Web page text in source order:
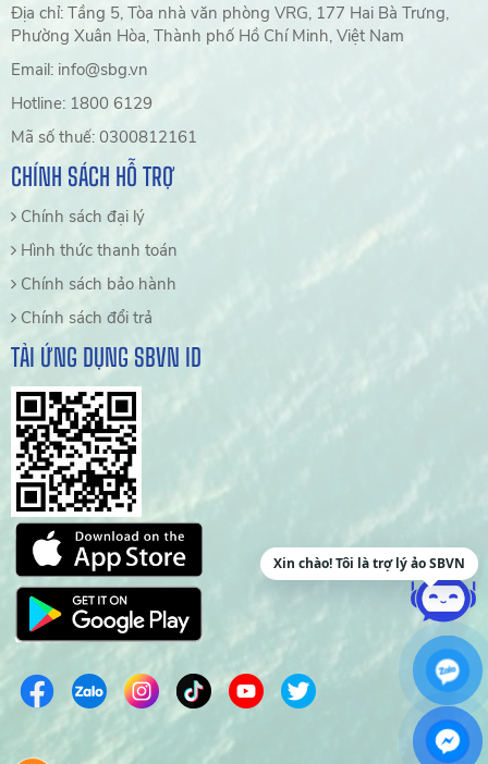
Địa chỉ: Tầng 5, Tòa nhà văn phòng VRG, 177 Hai Bà Trưng,
Phường Xuân Hòa, Thành phố Hồ Chí Minh, Việt Nam
Email: info@sbg.vn
Hotline: 1800 6129
Mã số thuế: 0300812161
CHÍNH SÁCH HỖ TRỢ
Chính sách đại lý
Hình thức thanh toán
Chính sách bảo hành
Chính sách đổi trả
TẢI ỨNG DỤNG SBVN ID
Xin chào! Tôi là trợ lý ảo SBVN